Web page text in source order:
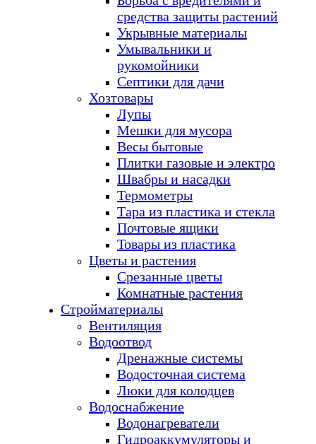
средства защиты растений
Укрывные материалы
Умывальники и
рукомойники
Септики для дачи
Хозтовары
Лупы
Мешки для мусора
Весы бытовые
Плитки газовые и электро
Швабры и насадки
Термометры
Тара из пластика и стекла
Почтовые ящики
Товары из пластика
Цветы и растения
Срезанные цветы
Комнатные растения
Стройматериалы
Вентиляция
Водоотвод
Дренажные системы
Водосточная система
Люки для колодцев
Водоснабжение
Водонагреватели
Гидроаккумуляторы и